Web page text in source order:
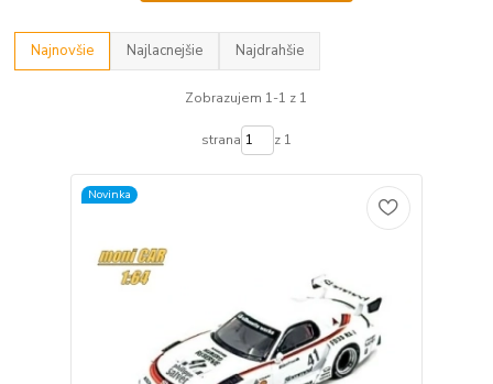
Najnovšie Najlacnejšie Najdrahšie
Zobrazujem 1-1 z 1
strana z 1
Novinka